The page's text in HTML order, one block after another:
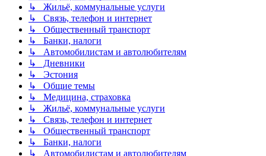
↳ Жильё, коммунальные услуги
↳ Связь, телефон и интернет
↳ Общественный транспорт
↳ Банки, налоги
↳ Автомобилистам и автолюбителям
↳ Дневники
↳ Эстония
↳ Общие темы
↳ Медицина, страховка
↳ Жильё, коммунальные услуги
↳ Связь, телефон и интернет
↳ Общественный транспорт
↳ Банки, налоги
↳ Автомобилистам и автолюбителям